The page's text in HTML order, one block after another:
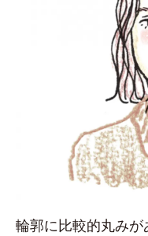
輪郭に比較的丸み